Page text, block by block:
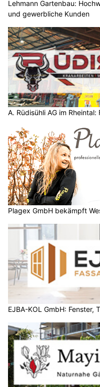
Lehmann Gartenbau:
und gewerbliche Kunden
A. Rüdisühli AG im
Plagex GmbH bekämpft
EJBA-KOL GmbH: Fenster,